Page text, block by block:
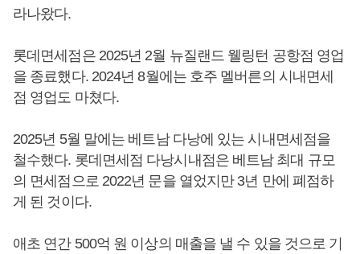
라나왔다.
롯데면세점은 2025년 2월 뉴질랜드 웰링턴 공항점 영업
을 종료했다. 2024년 8월에는 호주 멜버른의 시내면세
점 영업도 마쳤다.
2025년 5월 말에는 베트남 다낭에 있는 시내면세점을
철수했다. 롯데면세점 다낭시내점은 베트남 최대 규모
의 면세점으로 2022년 문을 열었지만 3년 만에 폐점하
게 된 것이다.
애초 연간 500억 원 이상의 매출을 낼 수 있을 것으로 기